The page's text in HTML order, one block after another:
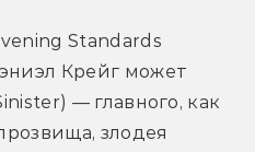
Крейг может
— главного, как
злодея